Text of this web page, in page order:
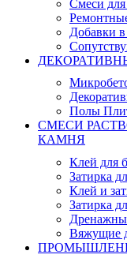
Смеси
Добавки в
Полы
СМЕСИ
КАМНЯ
Клей для
Затирка
Клей и
Затирка
Вяжущие